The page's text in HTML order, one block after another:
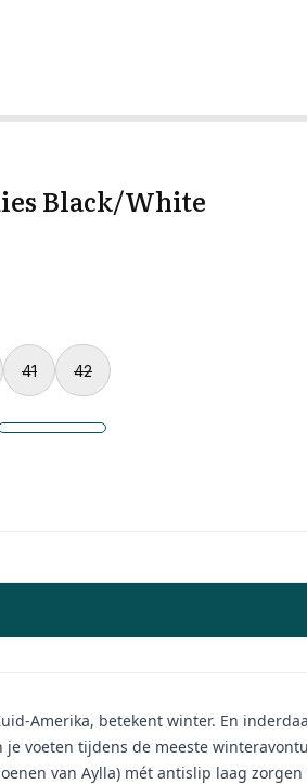
Black/White
€ 90,00.
41 42
Amerika, betekent winter. En
voeten tijdens de meeste
van Aylla) mét antislip laag